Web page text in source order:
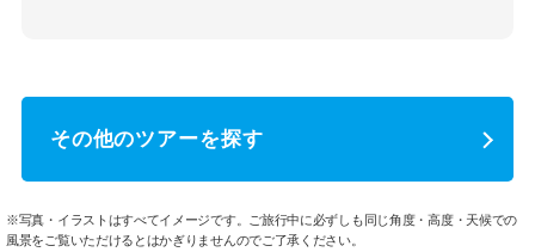
その他のツアーを探す
※写真・イラストはすべてイメージです。ご旅行中に必ずしも同じ角度・高度・天候での
風景をご覧いただけるとはかぎりませんのでご了承ください。